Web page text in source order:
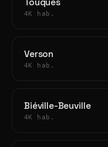
Touques
4K hab.
Verson
4K hab.
Biéville-Beuville
4K hab.